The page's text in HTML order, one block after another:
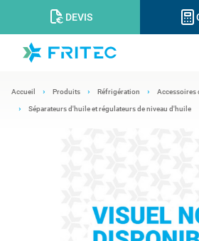
DEVIS
Accueil Produits Réfrigération Accessoires
Séparateurs d'huile et régulateurs de niveau d'huile